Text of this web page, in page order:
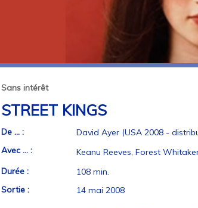
Sans intérêt
STREET KINGS
De ... :
David Ayer (USA 2008 -
Avec ... :
Keanu Reeves, Forest
Durée :
108 min.
Sortie :
14 mai 2008